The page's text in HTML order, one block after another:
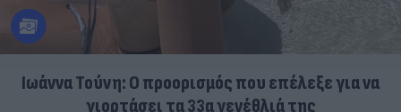
Ιωάννα Τούνη: Ο προορισμός που επέλεξε για να
γιορτάσει τα 33α γενέθλιά της